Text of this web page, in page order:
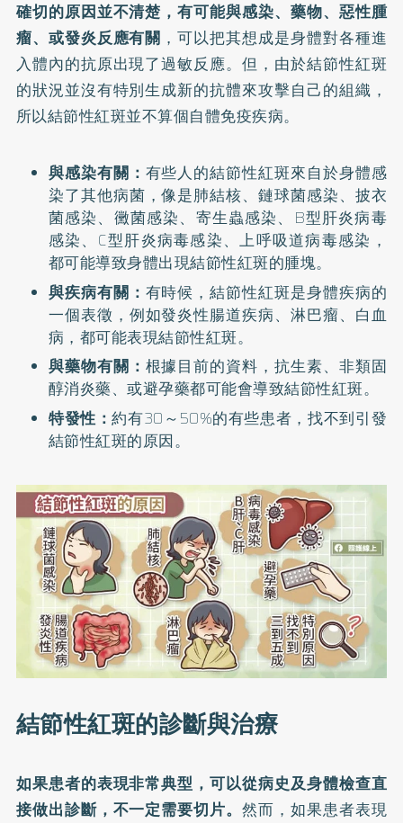
確切的原因並不清楚，有可能與感染、藥物、惡性腫
瘤、或發炎反應有關 ，可以把其想成是身體對各種進
入體內的抗原出現了過敏反應。但，由於結節性紅斑
的狀況並沒有特別生成新的抗體來攻擊自己的組織，
所以結節性紅斑並不算個自體免疫疾病。
與感染有關： 有些人的結節性紅斑來自於身體感
染了其他病菌，像是肺結核、鏈球菌感染、披衣
菌感染、黴菌感染、寄生蟲感染、B型肝炎病毒
感染、C型肝炎病毒感染、上呼吸道病毒感染，
都可能導致身體出現結節性紅斑的腫塊。
與疾病有關： 有時候，結節性紅斑是身體疾病的
一個表徵，例如發炎性腸道疾病、淋巴瘤、白血
病，都可能表現結節性紅斑。
與藥物有關： 根據目前的資料，抗生素、非類固
醇消炎藥、或避孕藥都可能會導致結節性紅斑。
特發性：約有30～50%的有些患者，找不到引發
結節性紅斑的原因。
結節性紅斑的診斷與治療
如果患者的表現非常典型，可以從病史及身體檢查直
接做出診斷，不一定需要切片。然而，如果患者表現